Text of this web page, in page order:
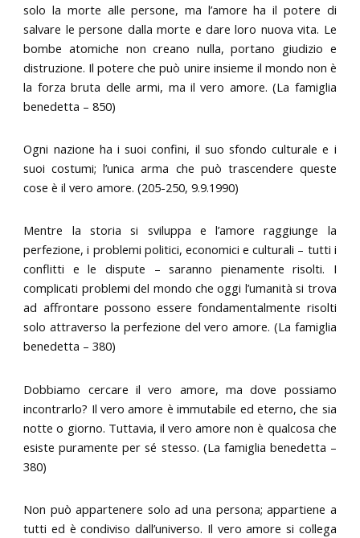
solo la morte alle persone, ma l’amore ha il potere di
salvare le persone dalla morte e dare loro nuova vita. Le
bombe atomiche non creano nulla, portano giudizio e
distruzione. Il potere che può unire insieme il mondo non è
la forza bruta delle armi, ma il vero amore. (La famiglia
benedetta – 850)
Ogni nazione ha i suoi confini, il suo sfondo culturale e i
suoi costumi; l’unica arma che può trascendere queste
cose è il vero amore. (205-250, 9.9.1990)
Mentre la storia si sviluppa e l’amore raggiunge la
perfezione, i problemi politici, economici e culturali – tutti i
conflitti e le dispute – saranno pienamente risolti. I
complicati problemi del mondo che oggi l’umanità si trova
ad affrontare possono essere fondamentalmente risolti
solo attraverso la perfezione del vero amore. (La famiglia
benedetta – 380)
Dobbiamo cercare il vero amore, ma dove possiamo
incontrarlo? Il vero amore è immutabile ed eterno, che sia
notte o giorno. Tuttavia, il vero amore non è qualcosa che
esiste puramente per sé stesso. (La famiglia benedetta –
380)
Non può appartenere solo ad una persona; appartiene a
tutti ed è condiviso dall’universo. Il vero amore si collega